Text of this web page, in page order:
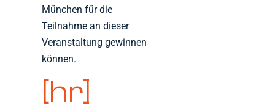
München für die
Teilnahme an dieser
Veranstaltung gewinnen
können.
[hr]